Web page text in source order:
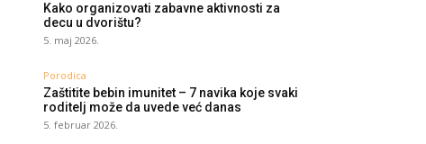
Kako organizovati zabavne aktivnosti za
decu u dvorištu?
5. maj 2026.
Porodica
Zaštitite bebin imunitet – 7 navika koje svaki
roditelj može da uvede već danas
5. februar 2026.